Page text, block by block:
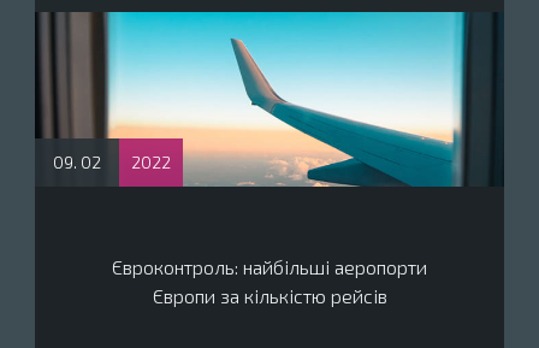
09. 02 2022
Євроконтроль: найбільші аеропорти
Європи за кількістю рейсів